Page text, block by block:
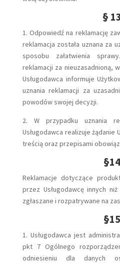
§
1. Odpowiedź na reklamację
reklamacja została uznana za
sposobu załatwienia
reklamacji za nieuzasadnioną,
Usługodawca informuje
uznania reklamacji za
powodów swojej decyzji.
2. W przypadku uznania
Usługodawca realizuje
treścią oraz przepisami
§14
Reklamacje dotyczące
przez Usługodawcę innych
zgłaszane i rozpatrywane na
§15
1. Usługodawca jest
pkt 7 Ogólnego
odniesieniu dla danych